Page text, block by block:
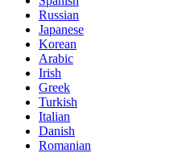
Russian
Japanese
Korean
Arabic
Irish
Greek
Turkish
Italian
Danish
Romanian